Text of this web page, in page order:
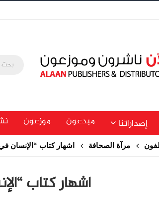
إصداراتنا مبدعون موزعون
مرآة الصحافة اشهار كتاب “الإنسان
اشهار كتاب